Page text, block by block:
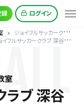
録 ログイン
ジョイフルサッカークラブ 深谷SC【3年～6年】
フルサッカークラブ 深谷SC【3年～6年】
室
ラブ 深谷